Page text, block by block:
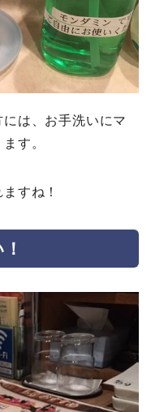
は、お手洗いにマ
す。
すね！